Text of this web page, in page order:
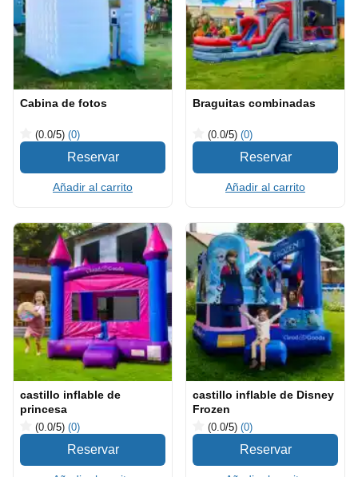
Cabina de fotos
(0.0/5) (0)
Añadir al carrito
Braguitas combinadas
(0.0/5) (0)
Añadir al carrito
castillo inflable de
princesa
(0.0/5) (0)
castillo inflable de Disney
Frozen
(0.0/5) (0)